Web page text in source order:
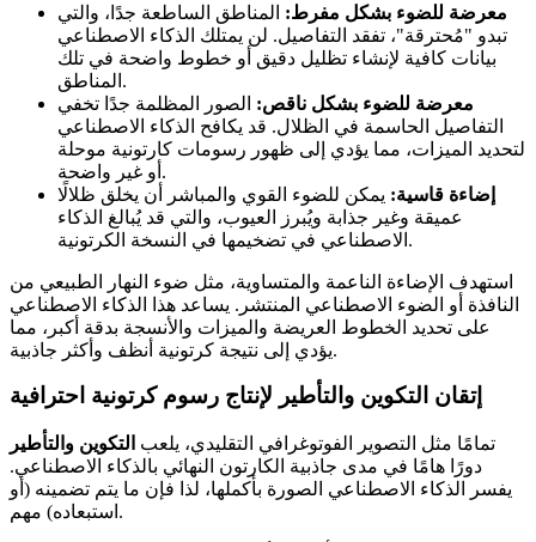
معرضة للضوء بشكل مفرط: المناطق الساطعة جدًا، والتي
تبدو "مُحترقة"، تفقد التفاصيل. لن يمتلك الذكاء الاصطناعي
بيانات كافية لإنشاء تظليل دقيق أو خطوط واضحة في تلك
المناطق.
معرضة للضوء بشكل ناقص: الصور المظلمة جدًا تخفي
التفاصيل الحاسمة في الظلال. قد يكافح الذكاء الاصطناعي
لتحديد الميزات، مما يؤدي إلى ظهور رسومات كارتونية موحلة
أو غير واضحة.
إضاءة قاسية: يمكن للضوء القوي والمباشر أن يخلق ظلالًا
عميقة وغير جذابة ويُبرز العيوب، والتي قد يُبالغ الذكاء
الاصطناعي في تضخيمها في النسخة الكرتونية.
استهدف الإضاءة الناعمة والمتساوية، مثل ضوء النهار الطبيعي من
النافذة أو الضوء الاصطناعي المنتشر. يساعد هذا الذكاء الاصطناعي
على تحديد الخطوط العريضة والميزات والأنسجة بدقة أكبر، مما
يؤدي إلى نتيجة كرتونية أنظف وأكثر جاذبية.
إتقان التكوين والتأطير لإنتاج رسوم كرتونية احترافية
تمامًا مثل التصوير الفوتوغرافي التقليدي، يلعب التكوين والتأطير
دورًا هامًا في مدى جاذبية الكارتون النهائي بالذكاء الاصطناعي.
يفسر الذكاء الاصطناعي الصورة بأكملها، لذا فإن ما يتم تضمينه (أو
استبعاده) مهم.